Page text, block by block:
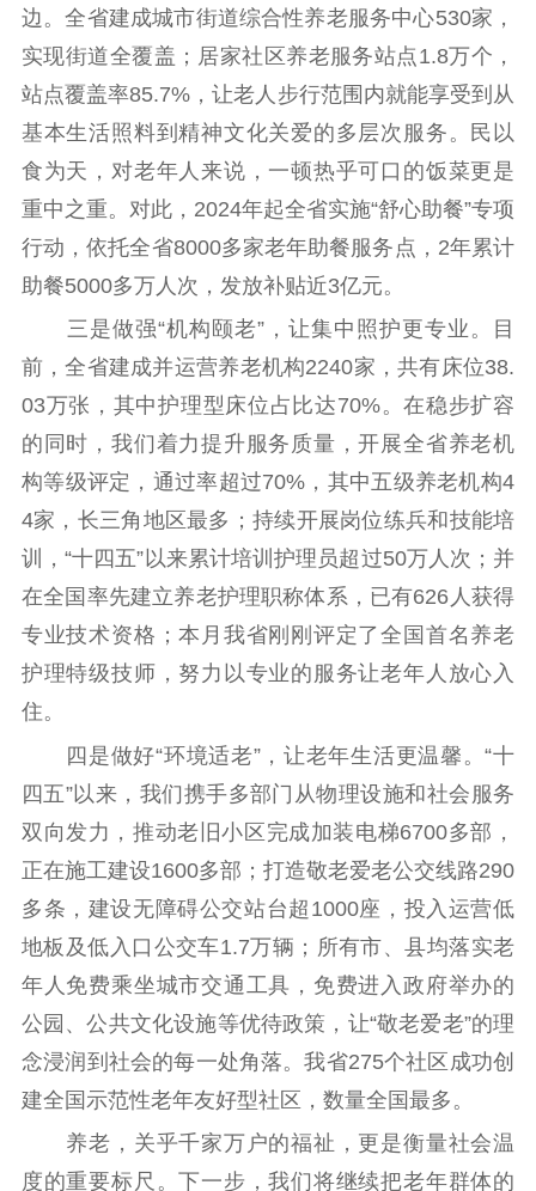
边。全省建成城市街道综合性养老服务中心530家，
实现街道全覆盖；居家社区养老服务站点1.8万个，
站点覆盖率85.7%，让老人步行范围内就能享受到从
基本生活照料到精神文化关爱的多层次服务。民以
食为天，对老年人来说，一顿热乎可口的饭菜更是
重中之重。对此，2024年起全省实施“舒心助餐”专项
行动，依托全省8000多家老年助餐服务点，2年累计
助餐5000多万人次，发放补贴近3亿元。
三是做强“机构颐老”，让集中照护更专业。目
前，全省建成并运营养老机构2240家，共有床位38.
03万张，其中护理型床位占比达70%。在稳步扩容
的同时，我们着力提升服务质量，开展全省养老机
构等级评定，通过率超过70%，其中五级养老机构4
4家，长三角地区最多；持续开展岗位练兵和技能培
训，“十四五”以来累计培训护理员超过50万人次；并
在全国率先建立养老护理职称体系，已有626人获得
专业技术资格；本月我省刚刚评定了全国首名养老
护理特级技师，努力以专业的服务让老年人放心入
住。
四是做好“环境适老”，让老年生活更温馨。“十
四五”以来，我们携手多部门从物理设施和社会服务
双向发力，推动老旧小区完成加装电梯6700多部，
正在施工建设1600多部；打造敬老爱老公交线路290
多条，建设无障碍公交站台超1000座，投入运营低
地板及低入口公交车1.7万辆；所有市、县均落实老
年人免费乘坐城市交通工具，免费进入政府举办的
公园、公共文化设施等优待政策，让“敬老爱老”的理
念浸润到社会的每一处角落。我省275个社区成功创
建全国示范性老年友好型社区，数量全国最多。
养老，关乎千家万户的福祉，更是衡量社会温
度的重要标尺。下一步，我们将继续把老年群体的